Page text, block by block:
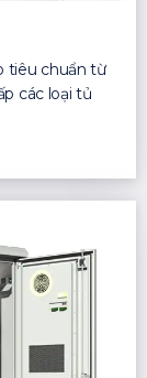
tiêu chuẩn từ
các loại tủ